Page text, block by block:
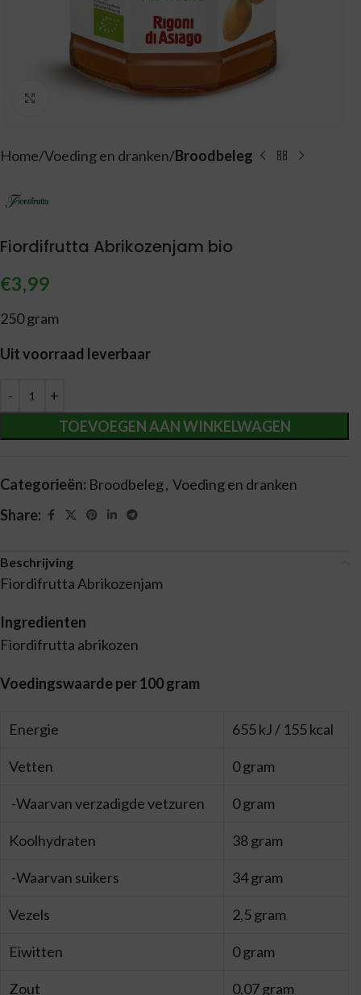
Home Voeding en dranken Broodbeleg
Fiordifrutta Abrikozenjam bio
€3,99
250 gram
Uit voorraad leverbaar
TOEVOEGEN AAN WINKELWAGEN
Alternative:
Categorieën: Broodbeleg, Voeding en dranken
Share:
Beschrijving
Fiordifrutta Abrikozenjam
Ingredienten
Fiordifrutta abrikozen
Voedingswaarde per 100 gram
Energie 655 kJ / 155 kcal
Vetten 0 gram
-Waarvan verzadigde vetzuren 0 gram
Koolhydraten 38 gram
-Waarvan suikers 34 gram
Vezels 2,5 gram
Eiwitten 0 gram
Zout 0,07 gram